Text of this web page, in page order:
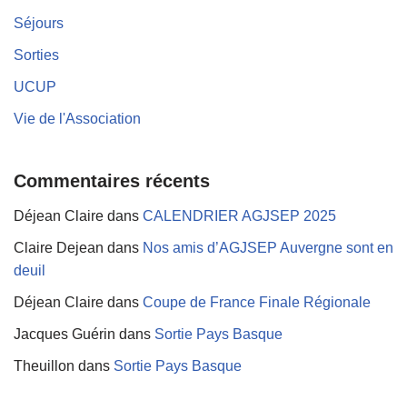
Séjours
Sorties
UCUP
Vie de l'Association
Commentaires récents
Déjean Claire dans CALENDRIER AGJSEP 2025
Claire Dejean dans Nos amis d’AGJSEP Auvergne sont en
deuil
Déjean Claire dans Coupe de France Finale Régionale
Jacques Guérin dans Sortie Pays Basque
Theuillon dans Sortie Pays Basque